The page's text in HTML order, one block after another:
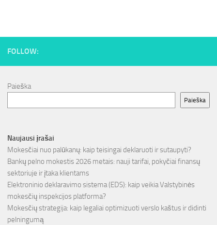
FOLLOW:
Paieška
Paieška
Naujausi įrašai
Mokesčiai nuo palūkanų: kaip teisingai deklaruoti ir sutaupyti?
Bankų pelno mokestis 2026 metais: nauji tarifai, pokyčiai finansų
sektoriuje ir įtaka klientams
Elektroninio deklaravimo sistema (EDS): kaip veikia Valstybinės
mokesčių inspekcijos platforma?
Mokesčių strategija: kaip legaliai optimizuoti verslo kaštus ir didinti
pelningumą